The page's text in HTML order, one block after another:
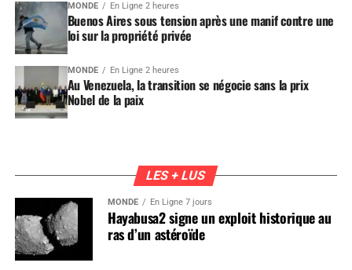
MONDE En Ligne 2 heures
Buenos Aires sous tension après une manif contre une
loi sur la propriété privée
MONDE En Ligne 2 heures
Au Venezuela, la transition se négocie sans la prix
Nobel de la paix
LES + LUS
MONDE En Ligne 7 jours
Hayabusa2 signe un exploit historique au
ras d’un astéroïde